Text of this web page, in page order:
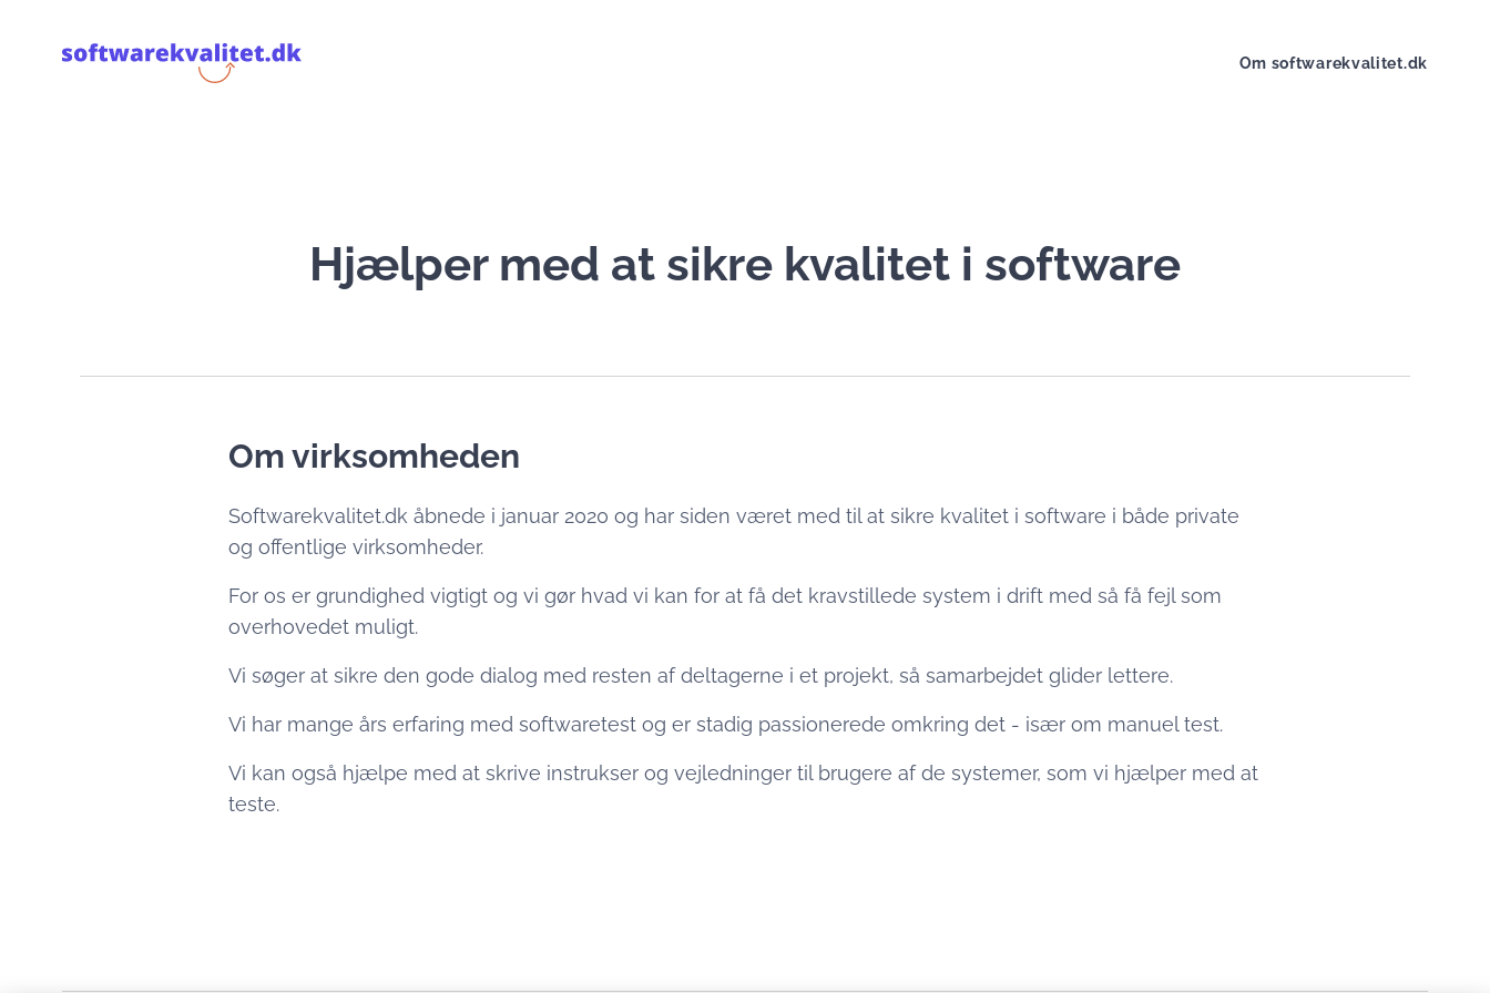
Om softwarekvalitet.dk
Hjælper med at sikre kvalitet i software
Om virksomheden
Softwarekvalitet.dk åbnede i januar 2020 og har siden været med til at sikre kvalitet i software i både private
og offentlige virksomheder.
For os er grundighed vigtigt og vi gør hvad vi kan for at få det kravstillede system i drift med så få fejl som
overhovedet muligt.
Vi søger at sikre den gode dialog med resten af deltagerne i et projekt, så samarbejdet glider lettere.
Vi har mange års erfaring med softwaretest og er stadig passionerede omkring det - især om manuel test.
Vi kan også hjælpe med at skrive instrukser og vejledninger til brugere af de systemer, som vi hjælper med at
teste.